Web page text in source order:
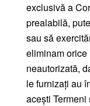
exclusivă a
prealabilă,
sau să
eliminam
neautorizată,
le furnizați au
acești